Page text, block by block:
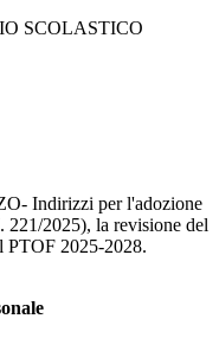
SCOLASTICO
Indirizzi per l'adozione
2025), la revisione del
PTOF 2025-2028.